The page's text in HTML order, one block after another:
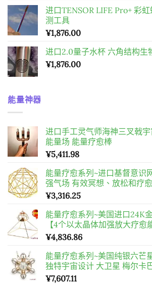
进口TENSOR LIFE Pro+ 彩
测工具
¥1,876.00
进口2.0量子水杯 六角结构生
¥1,876.00
能量神器
进口手工灵气师海神三叉戟
能量场 能量疗愈棒
¥5,411.98
能量疗愈系列~进口基督意识
强气场 有效冥想、放松和疗
¥3,316.25
能量疗愈系列~美国进口24K
【4个以太晶体加强放大疗愈
¥4,836.86
能量疗愈系列~美国纯银六芒
独特宇宙设计 大卫星 梅尔卡巴
¥7,607.11